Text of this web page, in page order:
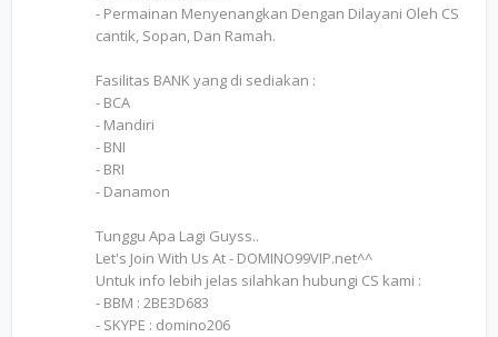
- Permainan Menyenangkan Dengan Dilayani Oleh CS
cantik, Sopan, Dan Ramah.
Fasilitas BANK yang di sediakan :
- BCA
- Mandiri
- BNI
- BRI
- Danamon
Tunggu Apa Lagi Guyss..
Let's Join With Us At - DOMINO99VIP.net^^
Untuk info lebih jelas silahkan hubungi CS kami :
- BBM : 2BE3D683
- SKYPE : domino206